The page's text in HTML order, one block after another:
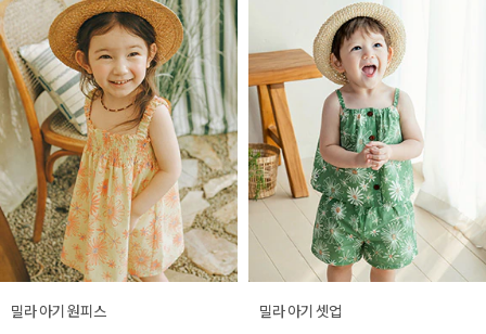
밀라 아기 원피스 밀라 아기 셋업